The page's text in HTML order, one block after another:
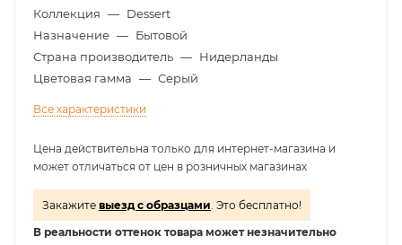
Коллекция — Dessert
Назначение — Бытовой
Страна производитель — Нидерланды
Цветовая гамма — Серый
Все характеристики
Цена действительна только для интернет-магазина и
может отличаться от цен в розничных магазинах
Закажите выезд с образцами . Это бесплатно!
В реальности оттенок товара может незначительно